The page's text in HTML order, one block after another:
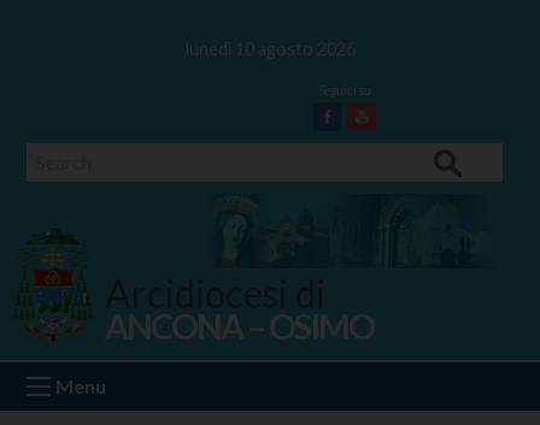
lunedì 10 agosto 2026
Facebook
Youtube
Ancona Osimo
ANCONA – OSIMO
Menu